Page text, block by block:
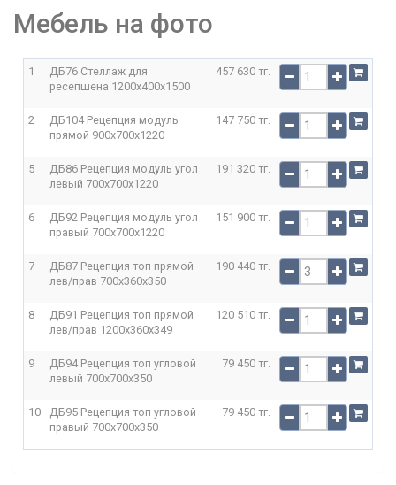
Мебель на фото
1
ДБ76 Стеллаж для
ресепшена 1200x400x1500
457 630 тг.
2
ДБ104 Рецепция модуль
прямой 900x700x1220
147 750 тг.
5
ДБ86 Рецепция модуль угол
левый 700x700x1220
191 320 тг.
6
ДБ92 Рецепция модуль угол
правый 700x700x1220
151 900 тг.
7
ДБ87 Рецепция топ прямой
лев/прав 700x360x350
190 440 тг.
8
ДБ91 Рецепция топ прямой
лев/прав 1200x360x349
120 510 тг.
9
ДБ94 Рецепция топ угловой
левый 700x700x350
79 450 тг.
10
ДБ95 Рецепция топ угловой
правый 700x700x350
79 450 тг.